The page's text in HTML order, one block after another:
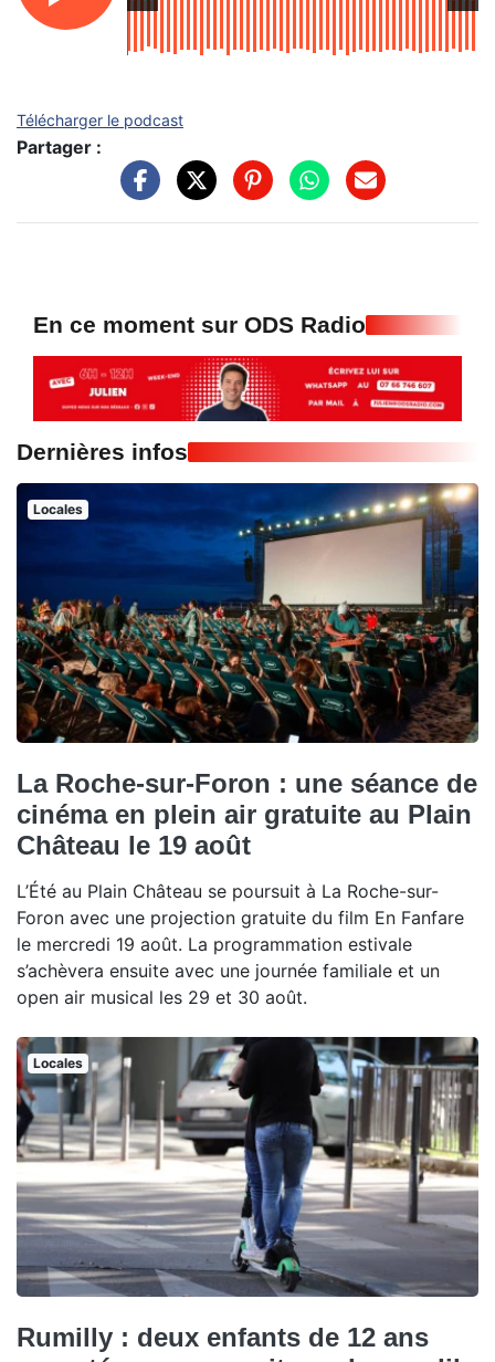
Télécharger le podcast
Partager :
En ce moment sur ODS Radio
Dernières infos
Locales
La Roche-sur-Foron : une séance de
cinéma en plein air gratuite au Plain
Château le 19 août
L’Été au Plain Château se poursuit à La Roche-sur-
Foron avec une projection gratuite du film En Fanfare
le mercredi 19 août. La programmation estivale
s’achèvera ensuite avec une journée familiale et un
open air musical les 29 et 30 août.
Locales
Rumilly : deux enfants de 12 ans